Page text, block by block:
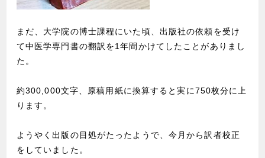
まだ、大学院の博士課程にいた頃、出版社の依頼を受け
て中医学専門書の翻訳を1年間かけてしたことがありまし
た。
約300,000文字、原稿用紙に換算すると実に750枚分に上
ります。
ようやく出版の目処がたったようで、今月から訳者校正
をしていました。